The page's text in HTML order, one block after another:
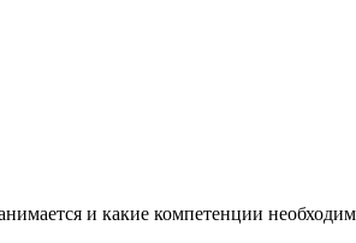
и какие компетенции